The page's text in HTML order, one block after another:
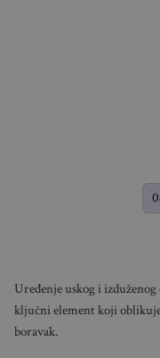
0
Uređenje uskog i
ključni element koji
boravak.